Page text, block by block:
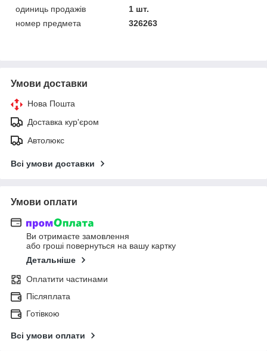
одиниць продажів
1 шт.
номер предмета
326263
Умови доставки
Нова Пошта
Доставка кур'єром
Автолюкс
Всі умови доставки
Умови оплати
Ви отримаєте замовлення
або гроші повернуться на вашу картку
Детальніше
Оплатити частинами
Післяплата
Готівкою
Всі умови оплати